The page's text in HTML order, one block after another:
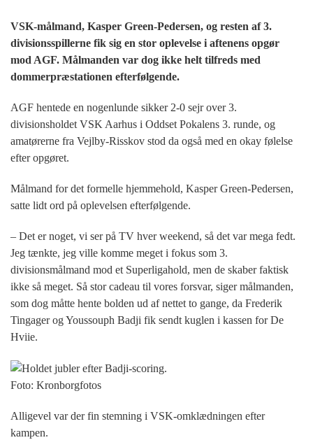
VSK-målmand, Kasper Green-Pedersen, og resten af 3.
divisionsspillerne fik sig en stor oplevelse i aftenens opgør
mod AGF. Målmanden var dog ikke helt tilfreds med
dommerpræstationen efterfølgende.
AGF hentede en nogenlunde sikker 2-0 sejr over 3.
divisionsholdet VSK Aarhus i Oddset Pokalens 3. runde, og
amatørerne fra Vejlby-Risskov stod da også med en okay følelse
efter opgøret.
Målmand for det formelle hjemmehold, Kasper Green-Pedersen,
satte lidt ord på oplevelsen efterfølgende.
– Det er noget, vi ser på TV hver weekend, så det var mega fedt.
Jeg tænkte, jeg ville komme meget i fokus som 3.
divisionsmålmand mod et Superligahold, men de skaber faktisk
ikke så meget. Så stor cadeau til vores forsvar, siger målmanden,
som dog måtte hente bolden ud af nettet to gange, da Frederik
Tingager og Youssouph Badji fik sendt kuglen i kassen for De
Hviie.
Foto: Kronborgfotos
Alligevel var der fin stemning i VSK-omklædningen efter
kampen.